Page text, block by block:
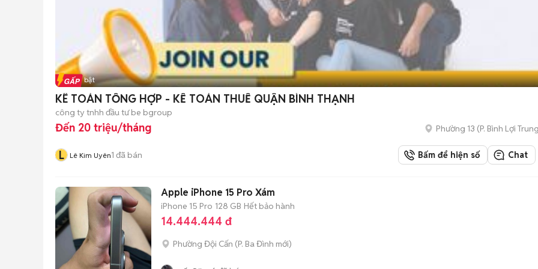
Tin nổi bật
KÊ TOÁN TỔNG HỢP - KẾ TOÁN THUẾ QUẬN BÌNH THẠNH
công ty tnhh đầu tư be bgroup
Đến 20 triệu/tháng Phường 13 (P. Bình Lợi Trung
L Lê Kim Uyên1 đã bán Bấm để hiện số Chat
Apple iPhone 15 Pro Xám
iPhone 15 Pro 128 GB Hết bảo hành
14.444.444 đ
Phường Đội Cấn (P. Ba Đình mới)